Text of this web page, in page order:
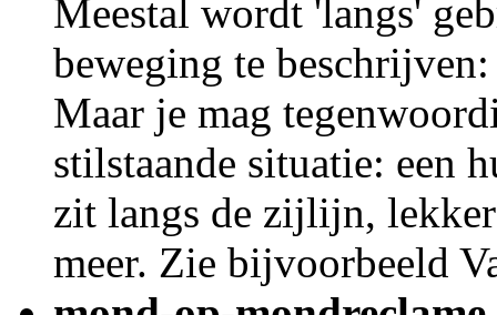
Meestal wordt 'langs'
beweging te
Maar je mag
stilstaande situatie: een
zit langs de zijlijn,
meer. Zie bijvoorbeeld